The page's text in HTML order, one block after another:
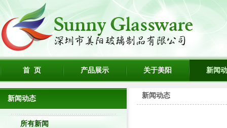
首 页 产品展示 关于美阳 新闻
新闻动态
所有新闻
新闻动态